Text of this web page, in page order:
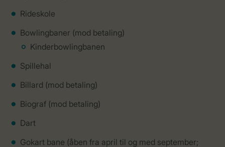
Rideskole
Bowlingbaner (mod betaling)
Kinderbowlingbanen
Spillehal
Billard (mod betaling)
Biograf (mod betaling)
Dart
Gokart bane (åben fra april til og med september;